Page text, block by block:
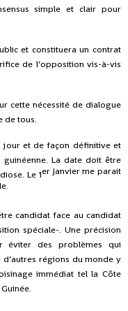
simple et clair pour
et constituera un contrat
de l’opposition vis-à-vis
cette nécessité de dialogue
de tous.
jour et de façon définitive et
La date doit être
Le 1er Janvier me parait
candidat face au candidat
spéciale-. Une précision
éviter des problèmes qui
régions du monde y
immédiat tel la Côte